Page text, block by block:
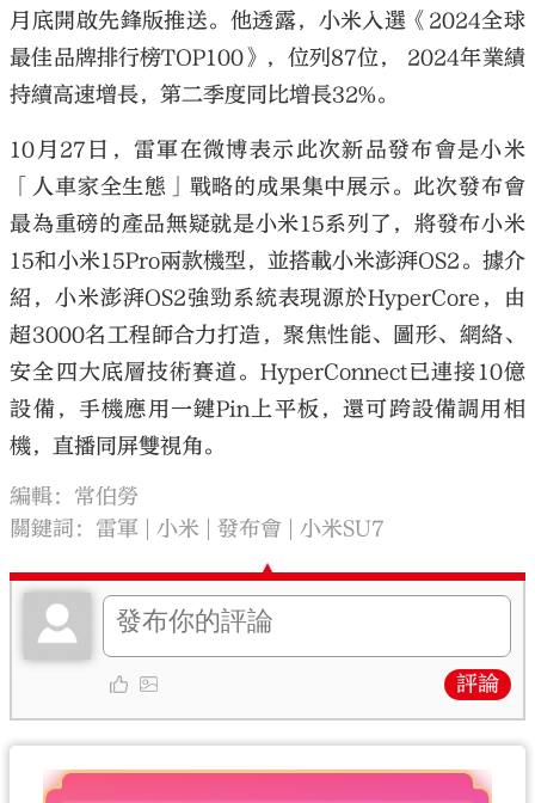
月底開啟先鋒版推送。他透露，小米入選《2024全球
最佳品牌排行榜TOP100》，位列87位， 2024年業績
持續高速增長，第二季度同比增長32%。
10月27日，雷軍在微博表示此次新品發布會是小米
「人車家全生態」戰略的成果集中展示。此次發布會
最為重磅的產品無疑就是小米15系列了，將發布小米
15和小米15Pro兩款機型，並搭載小米澎湃OS2。據介
紹，小米澎湃OS2強勁系統表現源於HyperCore，由
超3000名工程師合力打造，聚焦性能、圖形、網絡、
安全四大底層技術賽道。HyperConnect已連接10億
設備，手機應用一鍵Pin上平板，還可跨設備調用相
機，直播同屏雙視角。
編輯：常伯勞
關鍵詞： 雷軍 小米 發布會 小米SU7
評論